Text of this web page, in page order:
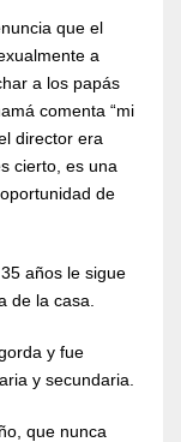
que el
a
a los papás
comenta “mi
director era
cierto, es una
de
años le sigue
de la casa.
y fue
y secundaria.
que nunca